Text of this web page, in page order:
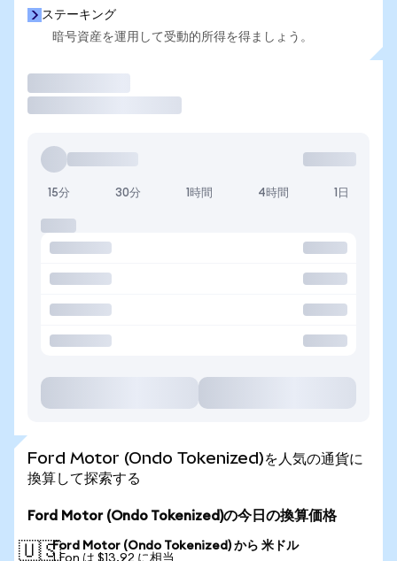
ステーキング
暗号資産を運用して受動的所得を得ましょう。
15分 30分 1時間 4時間 1日
Ford Motor (Ondo Tokenized)を人気の通貨に
換算して探索する
Ford Motor (Ondo Tokenized)の今日の換算価格
🇺🇸Ford Motor (Ondo Tokenized) から 米ドル
1 Fon は $13.92 に相当